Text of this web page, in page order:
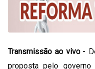
Transmissão ao vivo-
proposta pelo